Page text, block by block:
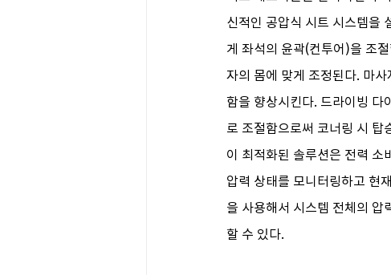
신적인 공압식 시트 시스템을
게 좌석의 윤곽(컨투어)을 조
자의 몸에 맞게 조정된다. 마
함을 향상시킨다. 드라이빙 다
로 조절함으로써 코너링 시 탑
이 최적화된 솔루션은 전력
압력 상태를 모니터링하고 현
을 사용해서 시스템 전체의
할 수 있다.